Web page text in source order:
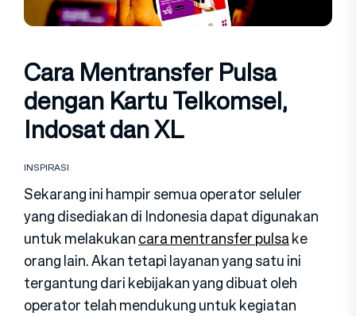
Cara Mentransfer Pulsa
dengan Kartu Telkomsel,
Indosat dan XL
INSPIRASI
Sekarang ini hampir semua operator seluler
yang disediakan di Indonesia dapat digunakan
untuk melakukancara mentransfer pulsake
orang lain. Akan tetapi layanan yang satu ini
tergantung dari kebijakan yang dibuat oleh
operator telah mendukung untuk kegiatan